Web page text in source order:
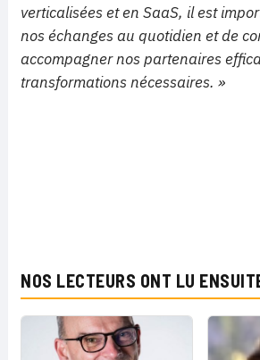
verticalisées et en SaaS, il est
nos échanges au quotidien et de
accompagner nos partenaires
transformations nécessaires. »
NOS LECTEURS ONT LU